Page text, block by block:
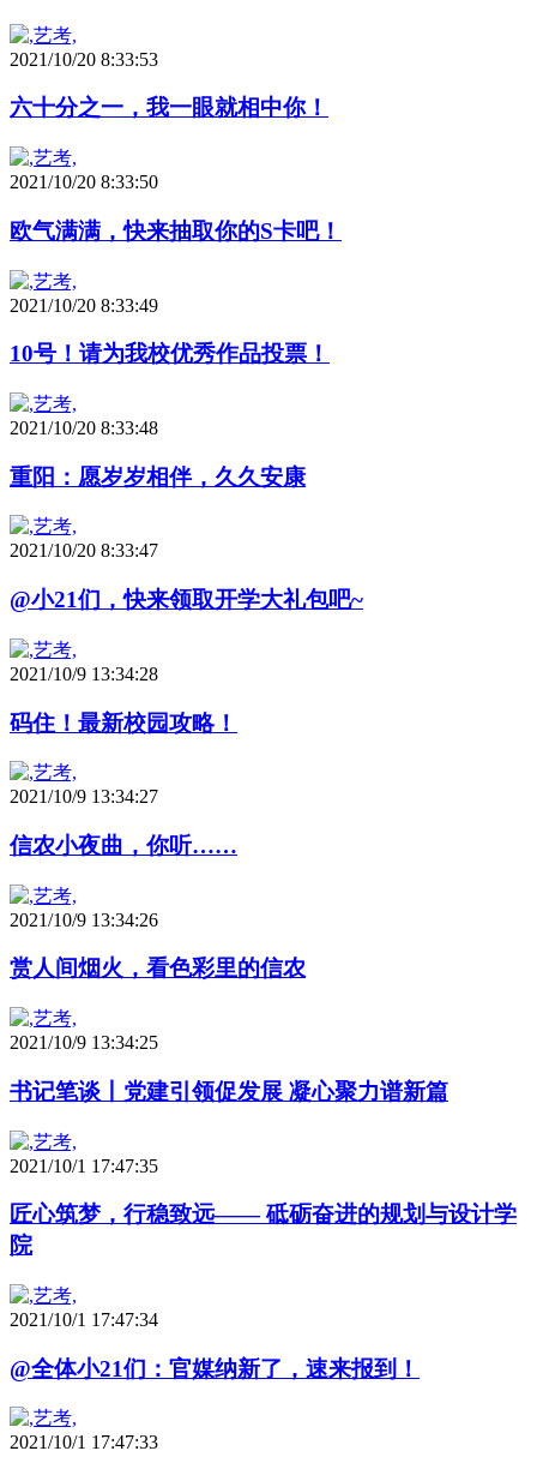
2021/10/20 8:33:53
六十分之一，我一眼就相中你！
2021/10/20 8:33:50
欧气满满，快来抽取你的S卡吧！
2021/10/20 8:33:49
10号！请为我校优秀作品投票！
2021/10/20 8:33:48
重阳：愿岁岁相伴，久久安康
2021/10/20 8:33:47
@小21们，快来领取开学大礼包吧~
2021/10/9 13:34:28
码住！最新校园攻略！
2021/10/9 13:34:27
信农小夜曲，你听……
2021/10/9 13:34:26
赏人间烟火，看色彩里的信农
2021/10/9 13:34:25
书记笔谈丨党建引领促发展 凝心聚力谱新篇
2021/10/1 17:47:35
匠心筑梦，行稳致远—— 砥砺奋进的规划与设计学
院
2021/10/1 17:47:34
@全体小21们：官媒纳新了，速来报到！
2021/10/1 17:47:33